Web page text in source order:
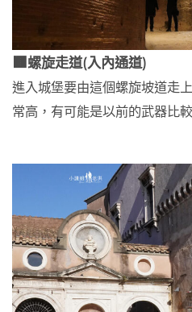
🟫螺旋走道(入內通道)
進入城堡要由這個螺旋坡道走
常高，有可能是以前的武器比